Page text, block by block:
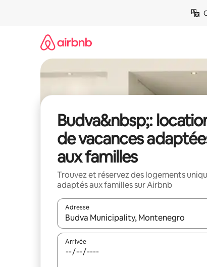
Budva&nbsp;:
de vacances
aux familles
Trouvez et réservez des logements
adaptés aux familles sur Airbnb
Adresse
Lorsque les résultats s'affichent, utilisez
Arrivée